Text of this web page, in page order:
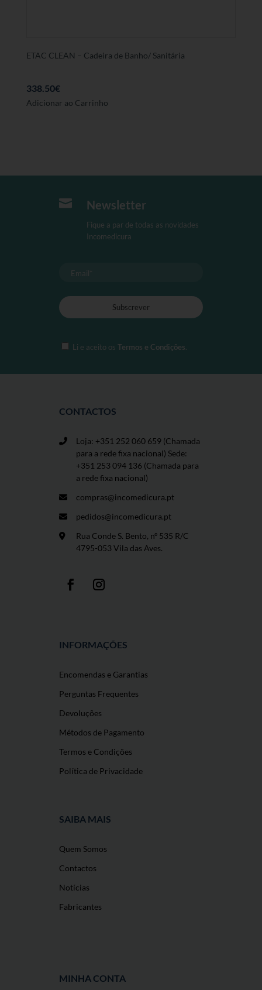
ETAC CLEAN – Cadeira de Banho/ Sanitária
338.50€
Adicionar ao CarrinhoEste
ser
seleccionadas
na
 Newsletter
Fique a par de todas as novidades
Incomedicura
Li e aceito os Termos e Condições.
CONTACTOS
Loja: +351 252 060 659 (Chamada
para a rede fixa nacional) Sede:
+351 253 094 136 (Chamada para
a rede fixa nacional)
compras@incomedicura.pt
pedidos@incomedicura.pt
Rua Conde S. Bento, nº 535 R/C
4795-053 Vila das Aves.
INFORMAÇÕES
Encomendas e Garantias
Perguntas Frequentes
Devoluções
Métodos de Pagamento
Termos e Condições
Política de Privacidade
SAIBA MAIS
Quem Somos
Contactos
Notícias
Fabricantes
MINHA CONTA